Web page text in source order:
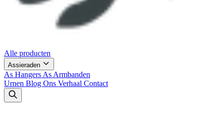
Alle producten
Assieraden
As Hangers As Armbanden
Urnen Blog Ons Verhaal Contact